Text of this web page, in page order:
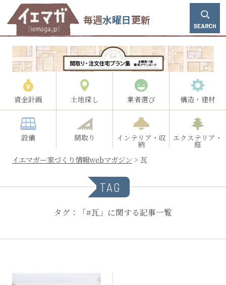
毎週水曜日更新
資金計画 土地探し 業者選び 構造・建材
設備 間取り インテリア・収
納
エクステリア・
庭
イエマガー家づくり情報webマガジン > 瓦
TAG
タグ：「#瓦」に関する記事一覧